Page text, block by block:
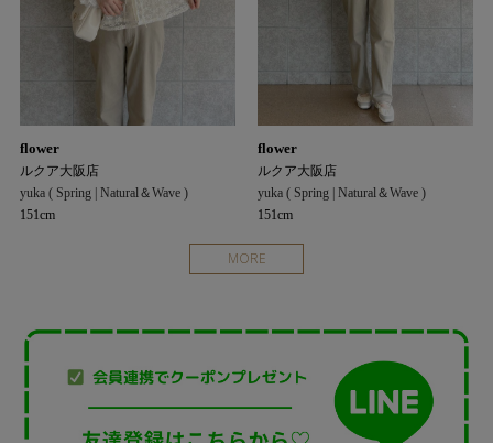
flower
ルクア大阪店
yuka ( Spring | Natural＆Wave )
151cm
flower
ルクア大阪店
yuka ( Spring | Natural＆Wave )
151cm
MORE